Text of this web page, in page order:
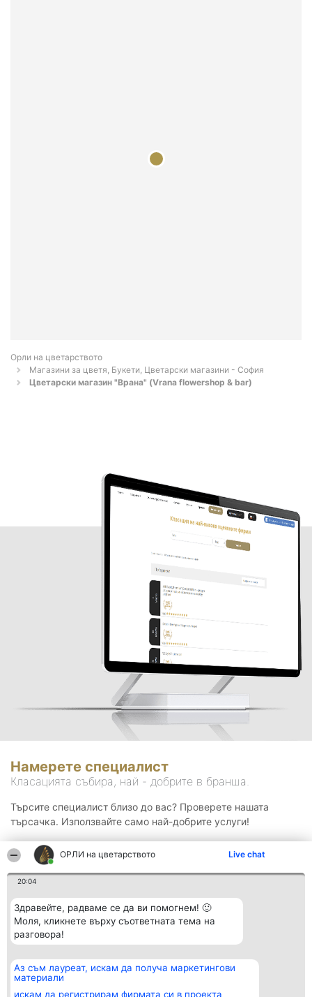
ОРЛИ на цветарството Live chat
20:04
Здравейте, радваме се да ви помогнем! 🙂
Моля, кликнете върху съответната тема на
разговора!
Аз съм лауреат, искам да получа маркетингови
материали
искам да регистрирам фирмата си в проекта
Орли на цветарството
Магазини за цветя, Букети, Цветарски магазини - София
Цветарски магазин "Врана" (Vrana flowershop & bar)
Намерете специалист
Класацията събира, най - добрите в бранша.
Търсите специалист близо до вас? Проверете нашата
търсачка. Използвайте само най-добрите услуги!
Организатор на
класиране
Класация Контакти